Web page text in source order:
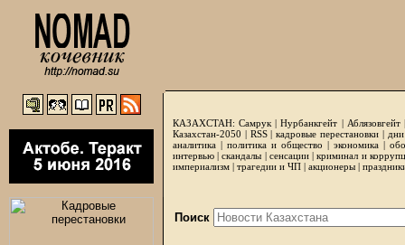
КАЗАХСТАН: Самрук |Нурбанкгейт | Аблязовгейт
Казахстан-2050 | RSS|кадровые перестановки|
аналитика | политика и общество | экономика |
интервью |скандалы | сенсации|криминал и
империализм | трагедии и ЧП | акционеры |
Поиск